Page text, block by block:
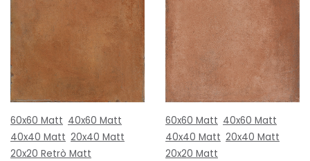
60x60 Matt 40x60 Matt
40x40 Matt 20x40 Matt
20x20 Retrò Matt
60x60 Matt 40x60 Matt
40x40 Matt 20x40 Matt
20x20 Matt